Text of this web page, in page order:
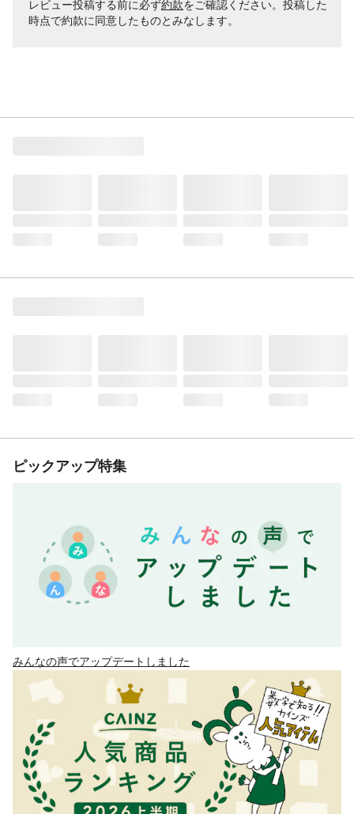
レビュー投稿する前に必ず約款をご確認ください。投稿した
時点で約款に同意したものとみなします。
ピックアップ特集
みんなの声でアップデートしました